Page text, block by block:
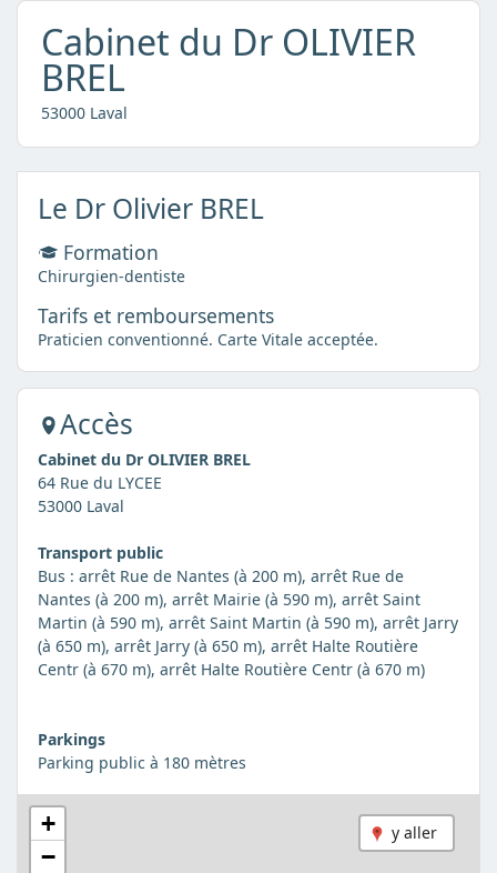
Cabinet du Dr OLIVIER
BREL
53000 Laval
Le Dr Olivier BREL
Formation
Chirurgien-dentiste
Tarifs et remboursements
Praticien conventionné. Carte Vitale acceptée.
Accès
Cabinet du Dr OLIVIER BREL
64 Rue du LYCEE
53000 Laval
Transport public
Bus : arrêt Rue de Nantes (à 200 m), arrêt Rue de
Nantes (à 200 m), arrêt Mairie (à 590 m), arrêt Saint
Martin (à 590 m), arrêt Saint Martin (à 590 m), arrêt Jarry
(à 650 m), arrêt Jarry (à 650 m), arrêt Halte Routière
Centr (à 670 m), arrêt Halte Routière Centr (à 670 m)
Parkings
Parking public à 180 mètres
y aller
+
−